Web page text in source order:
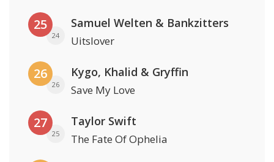
25
24
Samuel Welten & Bankzitters
Uitslover
26
26
Kygo, Khalid & Gryffin
Save My Love
27
25
Taylor Swift
The Fate Of Ophelia